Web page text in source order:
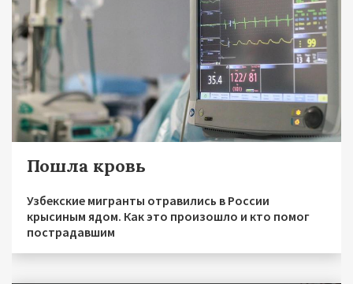
Пошла кровь
Узбекские мигранты отравились в России
крысиным ядом. Как это произошло и кто помог
пострадавшим